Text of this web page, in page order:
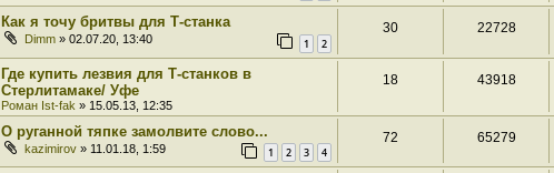
Как я точу бритвы для Т-станка
Dimm » 02.07.20, 13:40 1 2
30 22728
Где купить лезвия для Т-станков в
Стерлитамаке/ Уфе
Роман Ist-fak » 15.05.13, 12:35
18 43918
О руганной тяпке замолвите слово...
kazimirov » 11.01.18, 1:59 1 2 3 4
72 65279